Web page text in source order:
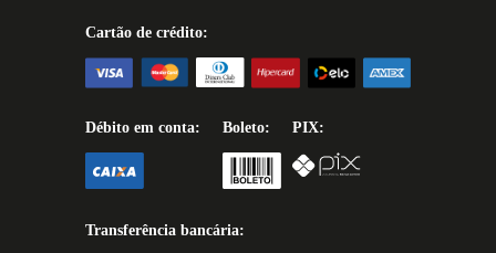
Cartão de crédito:
Débito em conta: Boleto: PIX:
Transferência bancária: